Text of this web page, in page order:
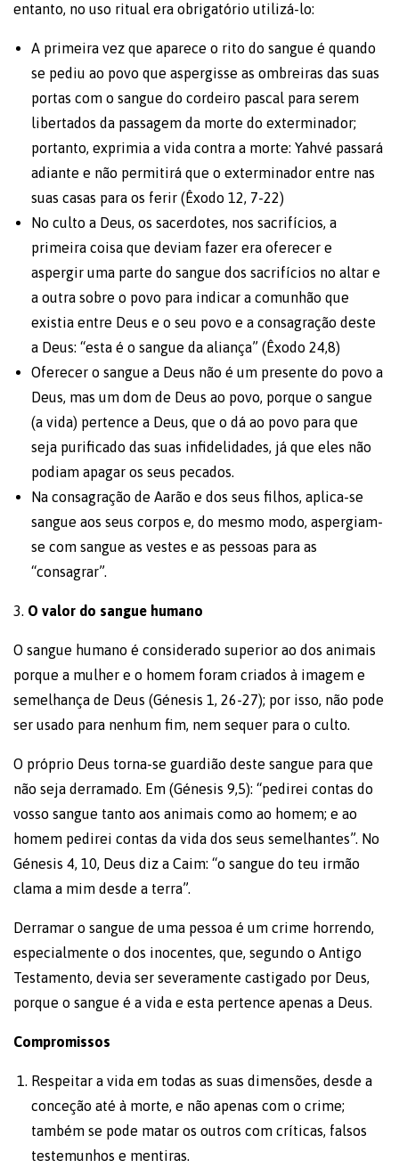
entanto, no uso ritual era obrigatório utilizá-lo:
A primeira vez que aparece o rito do sangue é quando
se pediu ao povo que aspergisse as ombreiras das suas
portas com o sangue do cordeiro pascal para serem
libertados da passagem da morte do exterminador;
portanto, exprimia a vida contra a morte: Yahvé passará
adiante e não permitirá que o exterminador entre nas
suas casas para os ferir (Êxodo 12, 7-22)
No culto a Deus, os sacerdotes, nos sacrifícios, a
primeira coisa que deviam fazer era oferecer e
aspergir uma parte do sangue dos sacrifícios no altar e
a outra sobre o povo para indicar a comunhão que
existia entre Deus e o seu povo e a consagração deste
a Deus: “esta é o sangue da aliança” (Êxodo 24,8)
Oferecer o sangue a Deus não é um presente do povo a
Deus, mas um dom de Deus ao povo, porque o sangue
(a vida) pertence a Deus, que o dá ao povo para que
seja purificado das suas infidelidades, já que eles não
podiam apagar os seus pecados.
Na consagração de Aarão e dos seus filhos, aplica-se
sangue aos seus corpos e, do mesmo modo, aspergiam-
se com sangue as vestes e as pessoas para as
“consagrar”.
3. O valor do sangue humano
O sangue humano é considerado superior ao dos animais
porque a mulher e o homem foram criados à imagem e
semelhança de Deus (Génesis 1, 26-27); por isso, não pode
ser usado para nenhum fim, nem sequer para o culto.
O próprio Deus torna-se guardião deste sangue para que
não seja derramado. Em (Génesis 9,5): “pedirei contas do
vosso sangue tanto aos animais como ao homem; e ao
homem pedirei contas da vida dos seus semelhantes”. No
Génesis 4, 10, Deus diz a Caim: “o sangue do teu irmão
clama a mim desde a terra”.
Derramar o sangue de uma pessoa é um crime horrendo,
especialmente o dos inocentes, que, segundo o Antigo
Testamento, devia ser severamente castigado por Deus,
porque o sangue é a vida e esta pertence apenas a Deus.
Compromissos
Respeitar a vida em todas as suas dimensões, desde a
conceção até à morte, e não apenas com o crime;
também se pode matar os outros com críticas, falsos
testemunhos e mentiras.